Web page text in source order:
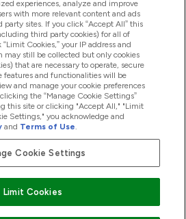
experiences, analyze and improve
with more relevant content and ads
party sites. If you click “Accept All” this
third party cookies) for all of
Cookies,” your IP address and
may still be collected but only cookies
that are necessary to operate, secure
features and functionalities will be
and manage your cookie preferences
the “Manage Cookie Settings”
this site or clicking "Accept All," "Limit
Settings," you acknowledge and
and Terms of Use.
Cookie Settings
Limit Cookies